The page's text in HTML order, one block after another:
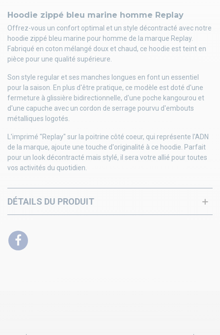
Hoodie zippé bleu marine homme Replay
Offrez-vous un confort optimal et un style décontracté avec notre
hoodie zippé bleu marine pour homme de la marque Replay.
Fabriqué en coton mélangé doux et chaud, ce hoodie est teint en
pièce pour une qualité supérieure.
Son style regular et ses manches longues en font un essentiel
pour la saison. En plus d'être pratique, ce modèle est doté d'une
fermeture à glissière bidirectionnelle, d'une poche kangourou et
d'une capuche avec un cordon de serrage pourvu d'embouts
métalliques logotés.
L'imprimé "Replay" sur la poitrine côté coeur, qui représente l'ADN
de la marque, ajoute une touche d'originalité à ce hoodie. Parfait
pour un look décontracté mais stylé, il sera votre allié pour toutes
vos activités du quotidien.
DÉTAILS DU PRODUIT